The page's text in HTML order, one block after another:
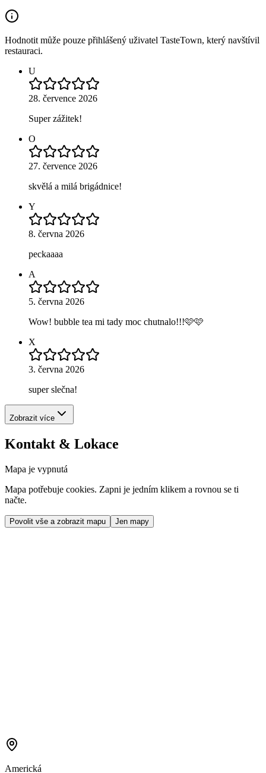
Hodnotit může pouze přihlášený uživatel TasteTown, který navštívil
restauraci.
U
28. července 2026
Super zážitek!
O
27. července 2026
skvělá a milá brigádnice!
Y
8. června 2026
peckaaaa
A
5. června 2026
Wow! bubble tea mi tady moc chutnalo!!!🩷🩷
X
3. června 2026
super slečna!
Zobrazit více
Kontakt & Lokace
Mapa je vypnutá
Mapa potřebuje cookies. Zapni je jedním klikem a rovnou se ti
načte.
Povolit vše a zobrazit mapu Jen mapy
Americká